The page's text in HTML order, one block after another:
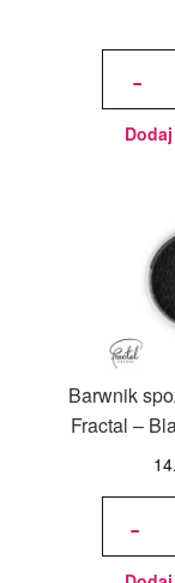
-
ilość
FRACTAL
30 g -
żywa
czerwień
Barwnik
Fractal –
-
ilość
w proszku
Fractal -
Czarny
(1,5 g)